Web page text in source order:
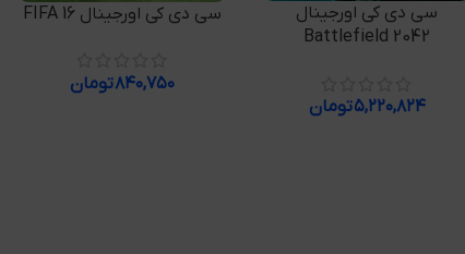
افزودن به سبد خرید
سی دی کی اورجینال
Battlefield 2042
۵,۲۲۰,۸۲۴تومان
افزودن به سبد خرید
سی دی کی اورجینال FIFA 16
۸۴۰,۷۵۰تومان